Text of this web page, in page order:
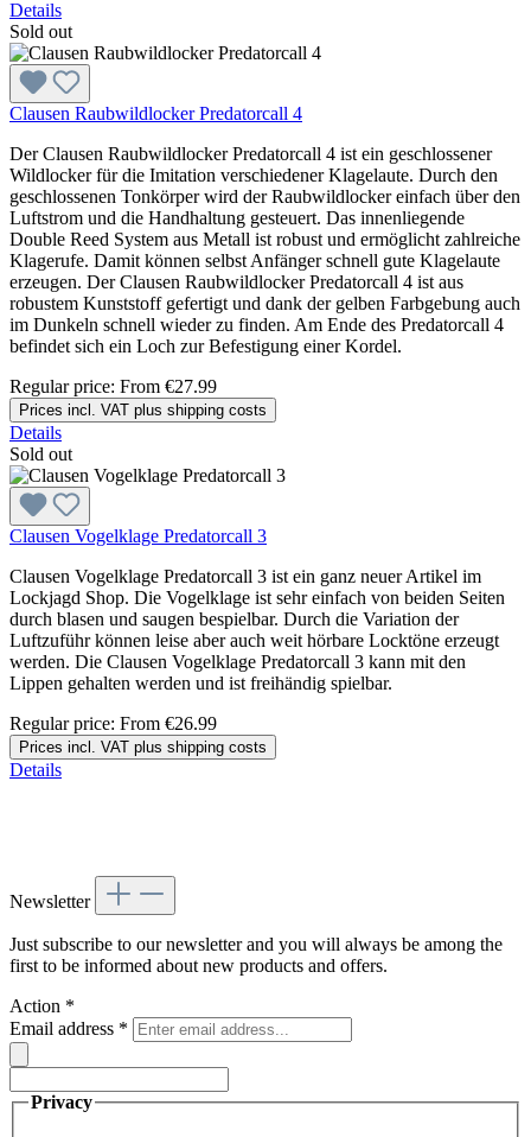
Details
Sold out
Clausen Raubwildlocker Predatorcall 4
Der Clausen Raubwildlocker Predatorcall 4 ist ein geschlossener
Wildlocker für die Imitation verschiedener Klagelaute. Durch den
geschlossenen Tonkörper wird der Raubwildlocker einfach über den
Luftstrom und die Handhaltung gesteuert. Das innenliegende
Double Reed System aus Metall ist robust und ermöglicht zahlreiche
Klagerufe. Damit können selbst Anfänger schnell gute Klagelaute
erzeugen. Der Clausen Raubwildlocker Predatorcall 4 ist aus
robustem Kunststoff gefertigt und dank der gelben Farbgebung auch
im Dunkeln schnell wieder zu finden. Am Ende des Predatorcall 4
befindet sich ein Loch zur Befestigung einer Kordel.
Regular price: From €27.99
Prices incl. VAT plus shipping costs
Details
Sold out
Clausen Vogelklage Predatorcall 3
Clausen Vogelklage Predatorcall 3 ist ein ganz neuer Artikel im
Lockjagd Shop. Die Vogelklage ist sehr einfach von beiden Seiten
durch blasen und saugen bespielbar. Durch die Variation der
Luftzuführ können leise aber auch weit hörbare Locktöne erzeugt
werden. Die Clausen Vogelklage Predatorcall 3 kann mit den
Lippen gehalten werden und ist freihändig spielbar.
Regular price: From €26.99
Prices incl. VAT plus shipping costs
Details
Newsletter
Just subscribe to our newsletter and you will always be among the
first to be informed about new products and offers.
Action *
Email address *
Privacy